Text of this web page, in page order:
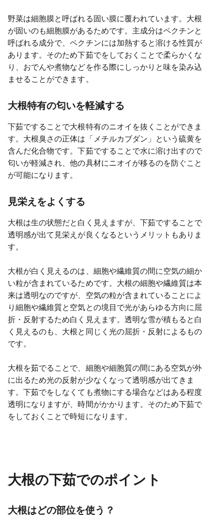
野菜は細胞膜と呼ばれる固い膜に覆われています。大根
が固いのも細胞膜があるためです。主成分はペクチンと
呼ばれる成分で、ペクチンには加熱すると溶ける性質が
あります。そのため下茹でをしておくことで柔らかくな
り、おでんや煮物などを作る際にしっかりと味を染み込
ませることができます。
大根特有の匂いを軽減する
下茹ですることで大根特有のニオイを抜くことができま
す。大根臭さの正体は「メチルカブダン」という硫黄を
含んだ化合物です。下茹ですることで水に溶け出すので
匂いが軽減され、他の具材にニオイが移るのを防ぐこと
が可能になります。
見栄えをよくする
大根は生の状態だと白く見えますが、下茹ですることで
透明感が出て見栄えが良くなるというメリットもありま
す。
大根が白く見えるのは、細胞や繊維質の間に空気の細か
い粒が含まれているためです。大根の細胞や繊維質は本
来は透明なのですが、空気の粒が含まれていることによ
り細胞や繊維質と空気との境目で光があらゆる方向に屈
折・反射するため白く見えます。透明な雪が積もると白
く見えるのも、大根と同じく光の屈折・反射によるもの
です。
大根を茹でることで、細胞や細胞質の間にある空気が外
に出るため光の反射が少なくなって透明感が出てきま
す。下茹でをしなくても煮物にする場合などはある程度
透明になりますが、時間がかかります。そのため下茹で
をしておくことで時短になります。
大根の下茹でのポイント
大根はどの部位を使う？